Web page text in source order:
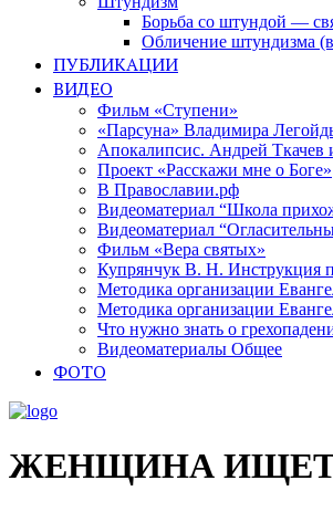
Борьба со штундой —
Обличение штундизма
ПУБЛИКАЦИИ
ВИДЕО
Фильм «Ступени»
«Парсуна» Владимира
Апокалипсис. Андрей Ткачев
Проект «Расскажи мне о Боге»
В Православии.рф
Видеоматериал “Школа
Видеоматериал
Фильм «Вера святых»
Купрянчук В. Н. Инструкция
Методика организации
Методика организации
Что нужно знать о
Видеоматериалы Общее
ФОТО
ЖЕНЩИНА ИЩЕТ